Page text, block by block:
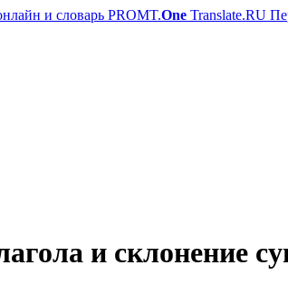
PROMT.One Translate.RU
и склонение